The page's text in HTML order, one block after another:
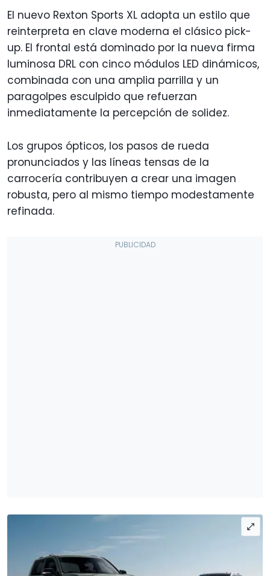
El nuevo Rexton Sports XL adopta un estilo que
reinterpreta en clave moderna el clásico pick-
up. El frontal está dominado por la nueva firma
luminosa DRL con cinco módulos LED dinámicos,
combinada con una amplia parrilla y un
paragolpes esculpido que refuerzan
inmediatamente la percepción de solidez.
Los grupos ópticos, los pasos de rueda
pronunciados y las líneas tensas de la
carrocería contribuyen a crear una imagen
robusta, pero al mismo tiempo modestamente
refinada.